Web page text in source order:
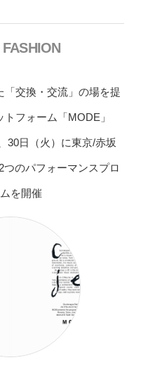
「交換・交流」の場を提
フォーム「MODE」
30日（火）に東京/赤坂
のパフォーマンスプロ
を開催